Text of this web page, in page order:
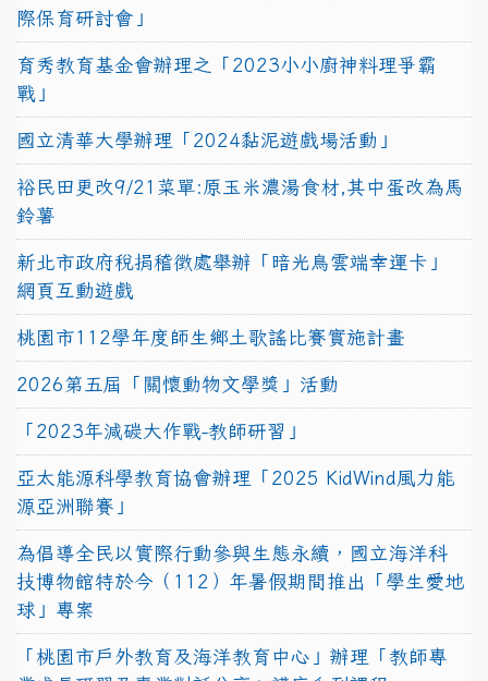
際保育研討會」
育秀教育基金會辦理之「2023小小廚神料理爭霸
戰」
國立清華大學辦理「2024黏泥遊戲場活動」
裕民田更改9/21菜單:原玉米濃湯食材,其中蛋改為馬
鈴薯
新北市政府稅捐稽徵處舉辦「暗光鳥雲端幸運卡」
網頁互動遊戲
桃園市112學年度師生鄉土歌謠比賽實施計畫
2026第五屆「關懷動物文學獎」活動
「2023年減碳大作戰-教師研習」
亞太能源科學教育協會辦理「2025 KidWind風力能
源亞洲聯賽」
為倡導全民以實際行動參與生態永續，國立海洋科
技博物館特於今（112）年暑假期間推出「學生愛地
球」專案
「桃園市戶外教育及海洋教育中心」辦理「教師專